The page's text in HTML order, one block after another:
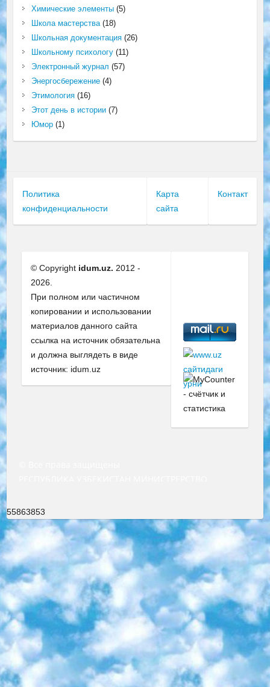
Химические элементы(5)
Школа мастерства(18)
Школьная документация(26)
Школьному психологу(11)
Электронный журнал (57)
Энергосбережение(4)
Этимология(16)
Этот день в истории(7)
Юмор(1)
Политика
конфиденциальности
Карта
сайта
Контакт
© Copyright idum.uz. 2012 -
2026.
При полном или частичном
копировании и использовании
материалов данного сайта
ссылка на источник обязательна
и должна выглядеть в виде
источник: idum.uz
55863853